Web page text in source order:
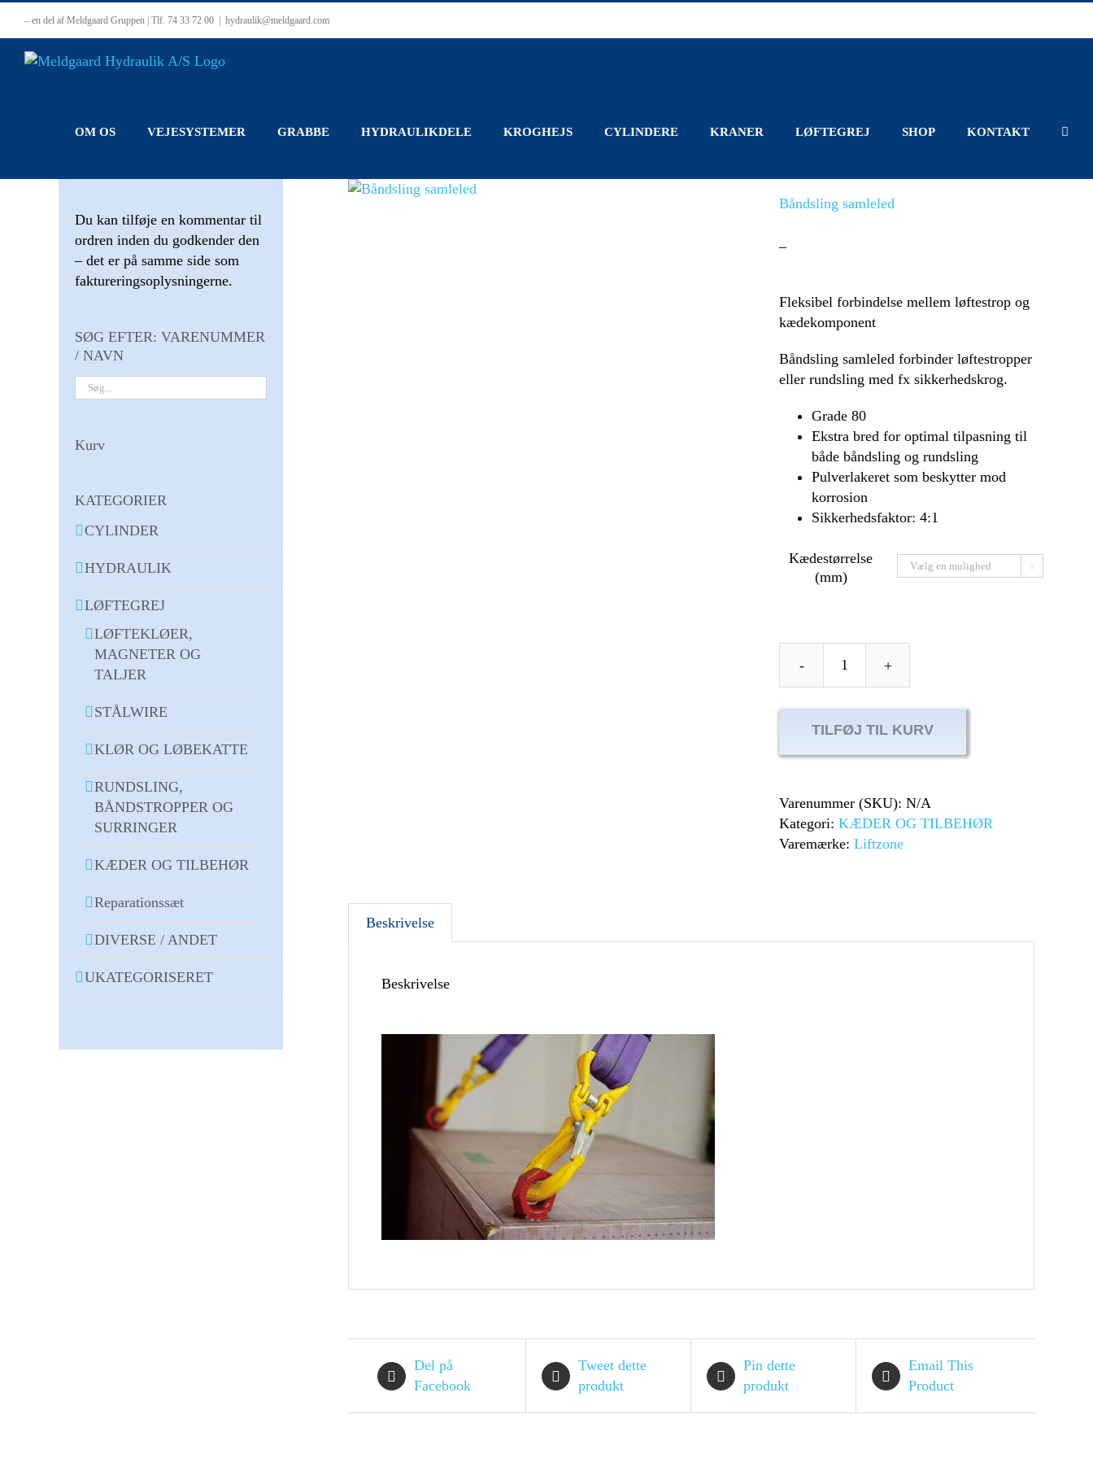
content
– en del af Meldgaard Gruppen | Tlf. 74 33 72 00 hydraulik@meldgaard.com
OM OS VEJESYSTEMER GRABBE HYDRAULIKDELE KROGHEJS CYLINDERE KRANER LØFTEGREJ SHOP KONTAKT
Båndsling samleled
–
Fleksibel forbindelse mellem løftestrop og
kædekomponent
Båndsling samleled forbinder løftestropper
eller rundsling med fx sikkerhedskrog.
Grade 80
Ekstra bred for optimal tilpasning til
både båndsling og rundsling
Pulverlakeret som beskytter mod
korrosion
Sikkerhedsfaktor: 4:1
Kædestørrelse
(mm)

Båndsling
TILFØJ TIL KURV
Varenummer (SKU): N/A
Kategori: KÆDER OG TILBEHØR
Varemærke: Liftzone
Beskrivelse
Beskrivelse
Del på
Facebook
Tweet dette
produkt
Pin dette
produkt
Email This
Product
Du kan tilføje en kommentar til
ordren inden du godkender den
– det er på samme side som
faktureringsoplysningerne.
SØG EFTER: VARENUMMER
/ NAVN
Kurv
KATEGORIER
CYLINDER
HYDRAULIK
LØFTEGREJ
LØFTEKLØER,
MAGNETER OG
TALJER
STÅLWIRE
KLØR OG LØBEKATTE
RUNDSLING,
BÅNDSTROPPER OG
SURRINGER
KÆDER OG TILBEHØR
Reparationssæt
DIVERSE / ANDET
UKATEGORISERET